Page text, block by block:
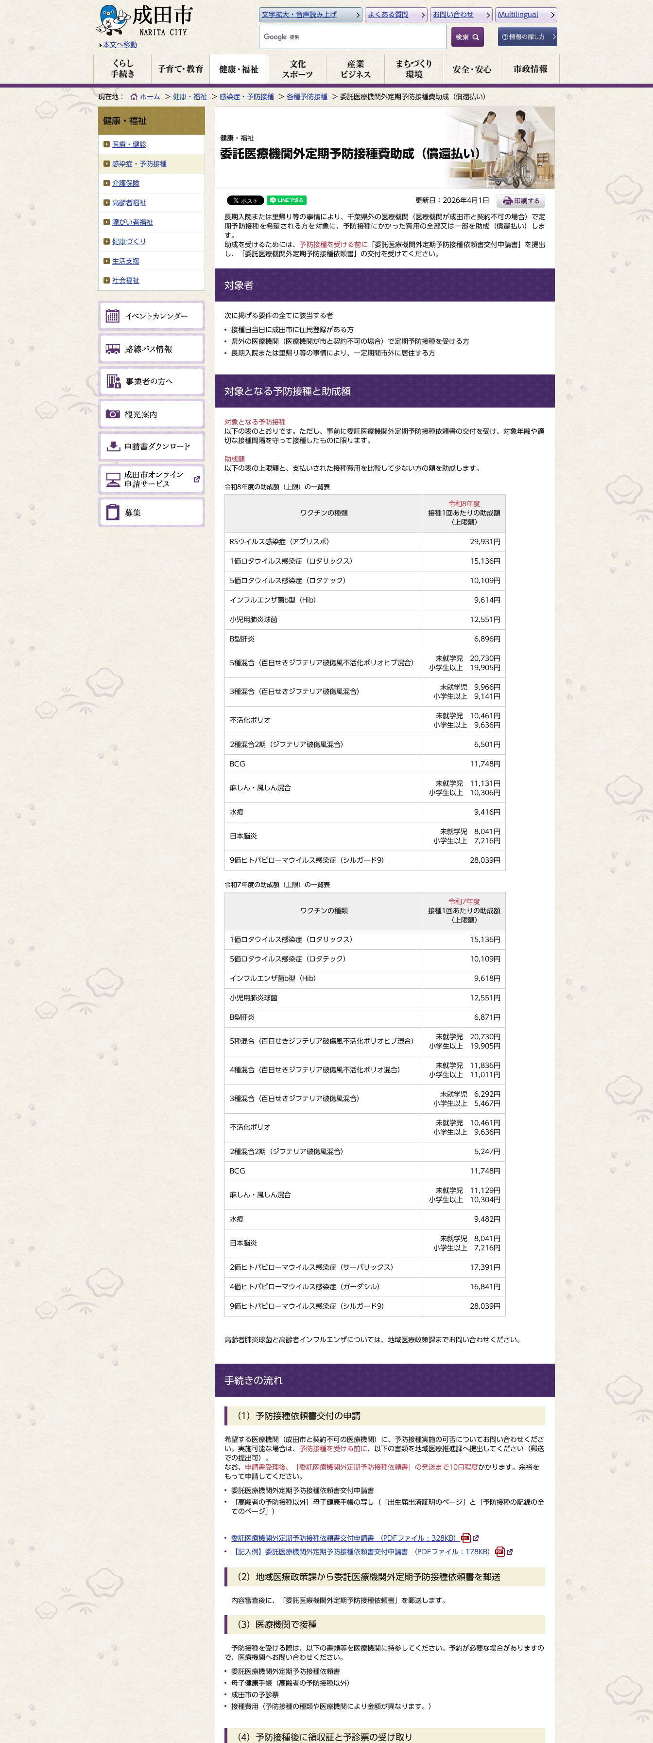
本文へ移動
文字拡大・音声読み上げ よくある質問 お問い合わせ Multilingual
現在地： ホーム 健康・福祉 感染症・予防接種 各種予防接種 委託医療機関外定期予防接種費助成（償還払い）
健康・福祉
委託医療機関外定期予防接種費助成（償還払い）
更新日：2026年4月1日
長期入院または里帰り等の事情により、千葉県外の医療機関（医療機関が成田市と契約不可の場合）で定
期予防接種を希望される方を対象に、予防接種にかかった費用の全部又は一部を助成（償還払い）しま
す。
助成を受けるためには、予防接種を受ける前に 「委託医療機関外定期予防接種依頼書交付申請書」を提出
し、「委託医療機関外定期予防接種依頼書」の交付を受けてください。
対象者
次に掲げる要件の全てに該当する者
接種日当日に成田市に住民登録がある方
県外の医療機関（医療機関が市と契約不可の場合）で定期予防接種を受ける方
長期入院または里帰り等の事情により、一定期間市外に居住する方
対象となる予防接種と助成額
対象となる予防接種
以下の表のとおりです。ただし、事前に委託医療機関外定期予防接種依頼書の交付を受け、対象年齢や適
切な接種間隔を守って接種したものに限ります。
助成額
以下の表の上限額と、支払いされた接種費用を比較して少ない方の額を助成します。
令和8年度の助成額（上限）の一覧表
ワクチンの種類
令和8年度
接種1回あたりの助成額
（上限額）
RSウイルス感染症（アブリスボ） 29,931円
1価ロタウイルス感染症（ロタリックス） 15,136円
5価ロタウイルス感染症（ロタテック） 10,109円
インフルエンザ菌b型（Hib） 9,614円
小児用肺炎球菌 12,551円
B型肝炎 6,896円
5種混合（百日せきジフテリア破傷風不活化ポリオヒブ混合）
未就学児 20,730円
小学生以上 19,905円
3種混合（百日せきジフテリア破傷風混合）
未就学児 9,966円
小学生以上 9,141円
不活化ポリオ
未就学児 10,461円
小学生以上 9,636円
2種混合2期（ジフテリア破傷風混合） 6,501円
BCG 11,748円
麻しん・風しん混合
未就学児 11,131円
小学生以上 10,306円
水痘 9,416円
日本脳炎
未就学児 8,041円
小学生以上 7,216円
9価ヒトパピローマウイルス感染症（シルガード9） 28,039円
令和7年度の助成額（上限）の一覧表
ワクチンの種類
令和7年度
接種1回あたりの助成額
（上限額）
1価ロタウイルス感染症（ロタリックス） 15,136円
5価ロタウイルス感染症（ロタテック） 10,109円
インフルエンザ菌b型（Hib） 9,618円
小児用肺炎球菌 12,551円
B型肝炎 6,871円
5種混合（百日せきジフテリア破傷風不活化ポリオヒブ混合）
未就学児 20,730円
小学生以上 19,905円
4種混合（百日せきジフテリア破傷風不活化ポリオ混合）
未就学児 11,836円
小学生以上 11,011円
3種混合（百日せきジフテリア破傷風混合）
未就学児 6,292円
小学生以上 5,467円
不活化ポリオ
未就学児 10,461円
小学生以上 9,636円
2種混合2期（ジフテリア破傷風混合） 5,247円
BCG 11,748円
麻しん・風しん混合
未就学児 11,129円
小学生以上 10,304円
水痘 9,482円
日本脳炎
未就学児 8,041円
小学生以上 7,216円
2価ヒトパピローマウイルス感染症（サーバリックス） 17,391円
4価ヒトパピローマウイルス感染症（ガーダシル） 16,841円
9価ヒトパピローマウイルス感染症（シルガード9） 28,039円
高齢者肺炎球菌と高齢者インフルエンザについては、地域医療政策課までお問い合わせください。
手続きの流れ
（1）予防接種依頼書交付の申請
希望する医療機関（成田市と契約不可の医療機関）に、予防接種実施の可否についてお問い合わせくださ
い。実施可能な場合は、 予防接種を受ける前に、以下の書類を地域医療推進課へ提出してください（郵送
での提出可）。
なお、 申請書受理後、「委託医療機関外定期予防接種依頼書」の発送まで10日程度かかります。余裕を
もって申請してください。
委託医療機関外定期予防接種依頼書交付申請書
［高齢者の予防接種以外］母子健康手帳の写し（「出生届出済証明のページ」と「予防接種の記録の全
てのページ」）
委託医療機関外定期予防接種依頼書交付申請書 （PDFファイル : 328KB）
【記入例】委託医療機関外定期予防接種依頼書交付申請書 （PDFファイル : 178KB）
（2）地域医療政策課から委託医療機関外定期予防接種依頼書を郵送
内容審査後に、「委託医療機関外定期予防接種依頼書」を郵送します。
（3）医療機関で接種
予防接種を受ける際は、以下の書類等を医療機関に持参してください。予約が必要な場合がありますの
で、医療機関へお問い合わせください。
委託医療機関外定期予防接種依頼書
母子健康手帳（高齢者の予防接種以外）
成田市の予診票
接種費用（予防接種の種類や医療機関により金額が異なります。）
（4）予防接種後に領収証と予診票の受け取り
健康・福祉
医療・健診
感染症・予防接種
介護保険
高齢者福祉
障がい者福祉
健康づくり
生活支援
社会福祉